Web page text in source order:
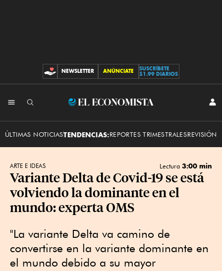
CONTRIBUCIONES
NEWSLETTER ANÚNCIATE
SUSCRÍBETE
$1.99 DIARIOS
El
ÚLTIMAS NOTICIASTENDENCIAS:REPORTES TRIMESTRALESREVISIÓN
ARTE E IDEAS Lectura 3:00 min
Variante Delta de Covid-19 se está
volviendo la dominante en el
mundo: experta OMS
"La variante Delta va camino de
convertirse en la variante dominante en
el mundo debido a su mayor